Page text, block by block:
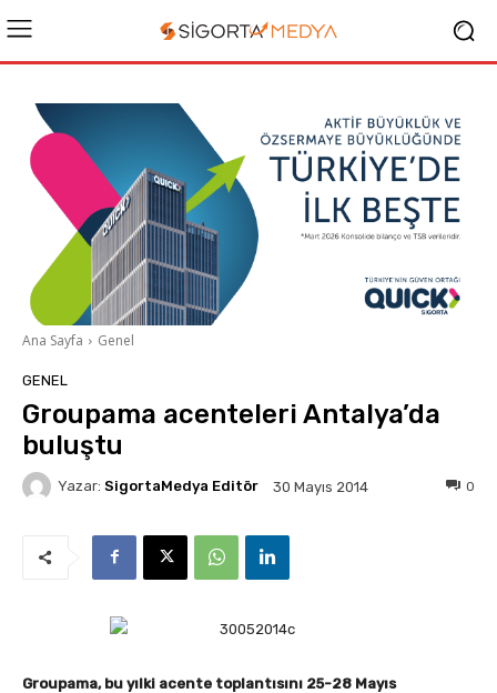
Ana Sayfa Genel
GENEL
Groupama acenteleri Antalya’da
buluştu
Yazar: SigortaMedya Editör 30 Mayıs 2014 0
Groupama, bu yılki acente toplantısını 25-28 Mayıs